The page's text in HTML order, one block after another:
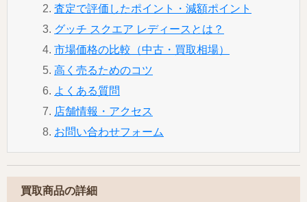
査定で評価したポイント・減額ポイント
グッチ スクエア レディースとは？
市場価格の比較（中古・買取相場）
高く売るためのコツ
よくある質問
店舗情報・アクセス
お問い合わせフォーム
買取商品の詳細